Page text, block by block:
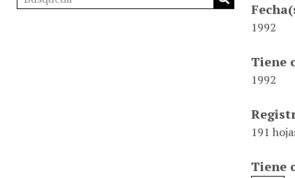
1992
Tiene
1992
191
Tiene